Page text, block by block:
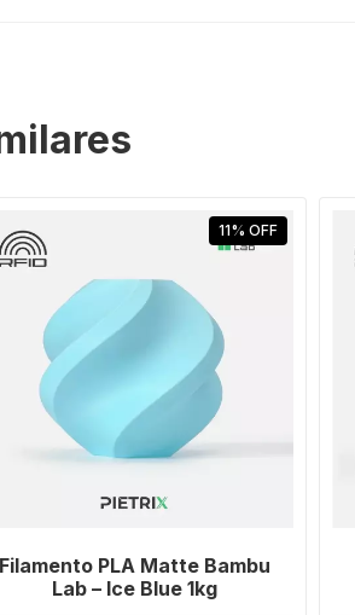
11% OFF
Filamento PLA Matte Bambu
Lab – Ice Blue 1kg